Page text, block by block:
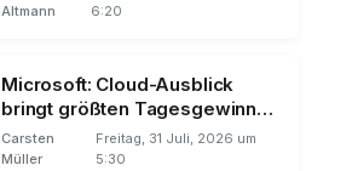
Altmann
6:20
Microsoft: Cloud-Ausblick
bringt größten Tagesgewinn
der Börsengeschichte
Carsten
Müller
Freitag, 31 Juli, 2026 um
5:30